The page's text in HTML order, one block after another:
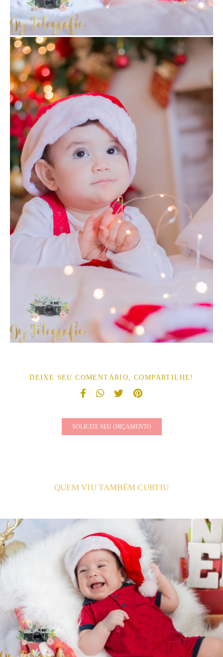
DEIXE SEU COMENTÁRIO, COMPARTILHE!
SOLICITE SEU ORÇAMENTO
QUEM VIU TAMBÉM CURTIU